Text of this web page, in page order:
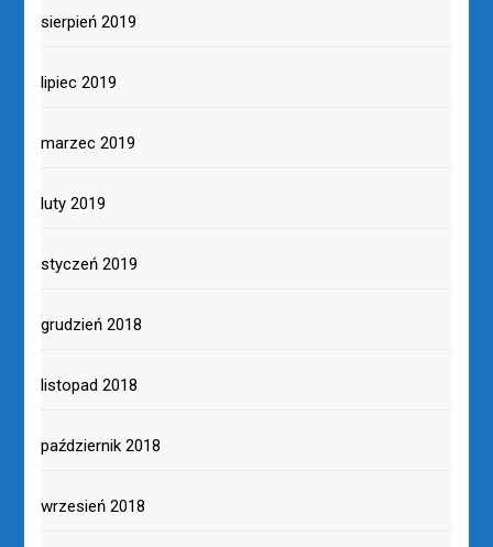
sierpień 2019
lipiec 2019
marzec 2019
luty 2019
styczeń 2019
grudzień 2018
listopad 2018
październik 2018
wrzesień 2018